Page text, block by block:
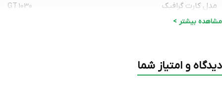
مدل کارت گرافیک GT 1030
سازنده کیس
مشاهده بیشتر >
دیدگاه و امتیاز شما